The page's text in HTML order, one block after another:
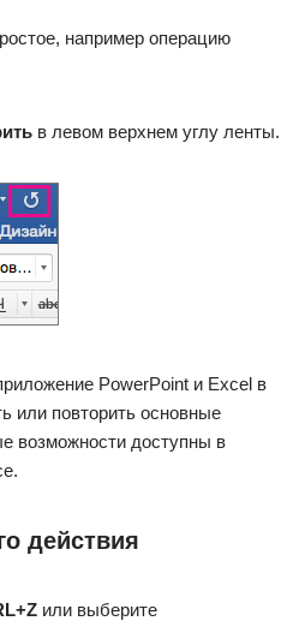
например операцию
в левом верхнем углу ленты.
PowerPoint и Excel в
или повторить основные
возможности доступны в
действия
или выберите